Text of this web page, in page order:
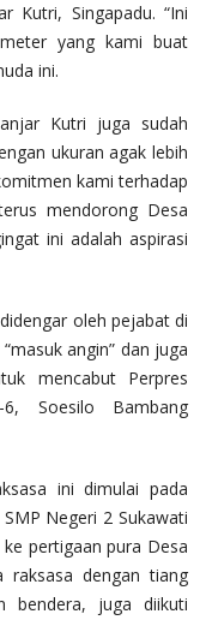
Kutri, Singapadu. “Ini
yang kami buat
ini.
Kutri juga sudah
ukuran agak lebih
kami terhadap
mendorong Desa
ini adalah aspirasi
oleh pejabat di
angin” dan juga
mencabut Perpres
Soesilo Bambang
ini dimulai pada
Negeri 2 Sukawati
pertigaan pura Desa
raksasa dengan tiang
bendera, juga diikuti